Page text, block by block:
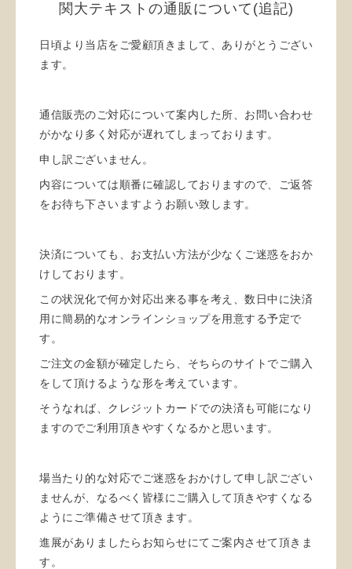
関大テキストの通販について(追記)
日頃より当店をご愛顧頂きまして、ありがとうござい
ます。
通信販売のご対応について案内した所、お問い合わせ
がかなり多く対応が遅れてしまっております。
申し訳ございません。
内容については順番に確認しておりますので、ご返答
をお待ち下さいますようお願い致します。
決済についても、お支払い方法が少なくご迷惑をおか
けしております。
この状況化で何か対応出来る事を考え、数日中に決済
用に簡易的なオンラインショップを用意する予定で
す。
ご注文の金額が確定したら、そちらのサイトでご購入
をして頂けるような形を考えています。
そうなれば、クレジットカードでの決済も可能になり
ますのでご利用頂きやすくなるかと思います。
場当たり的な対応でご迷惑をおかけして申し訳ござい
ませんが、なるべく皆様にご購入して頂きやすくなる
ようにご準備させて頂きます。
進展がありましたらお知らせにてご案内させて頂きま
す。